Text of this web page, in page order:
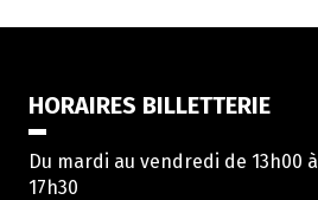
HORAIRES BILLETTERIE
Du mardi au vendredi de 13h00 à
17h30